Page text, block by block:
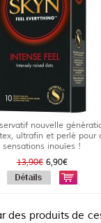
nouvelle
ultrafin et perlé pour
sensations inouïes !
13,90€6,90€
des produits de